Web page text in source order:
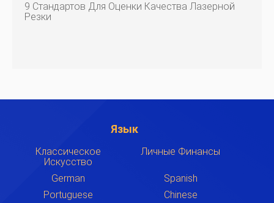
9 Стандартов Для Оценки Качества Лазерной
Резки
Язык
Классическое
Искусство
Личные Финансы
German
Spanish
Portuguese
Chinese